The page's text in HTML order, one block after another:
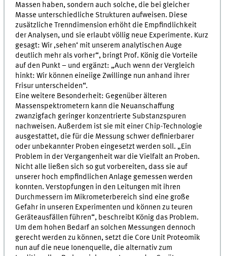
Massen haben, sondern auch solche, die bei gleicher
Masse unterschiedliche Strukturen aufweisen. Diese
zusätzliche Trenndimension erhöht die Empfindlichkeit
der Analysen, und sie erlaubt völlig neue Experimente. Kurz
gesagt: Wir ‚sehen‘ mit unserem analytischen Auge
deutlich mehr als vorher“, bringt Prof. König die Vorteile
auf den Punkt – und ergänzt: „Auch wenn der Vergleich
hinkt: Wir können eineiige Zwillinge nun anhand ihrer
Frisur unterscheiden“.
Eine weitere Besonderheit: Gegenüber älteren
Massenspektrometern kann die Neuanschaffung
zwanzigfach geringer konzentrierte Substanzspuren
nachweisen. Außerdem ist sie mit einer Chip-Technologie
ausgestattet, die für die Messung schwer definierbarer
oder unbekannter Proben eingesetzt werden soll. „Ein
Problem in der Vergangenheit war die Vielfalt an Proben.
Nicht alle ließen sich so gut vorbereiten, dass sie auf
unserer hoch empfindlichen Anlage gemessen werden
konnten. Verstopfungen in den Leitungen mit ihren
Durchmessern im Mikrometerbereich sind eine große
Gefahr in unseren Experimenten und können zu teuren
Geräteausfällen führen“, beschreibt König das Problem.
Um dem hohen Bedarf an solchen Messungen dennoch
gerecht werden zu können, setzt die Core Unit Proteomik
nun auf die neue Ionenquelle, die alternativ zum